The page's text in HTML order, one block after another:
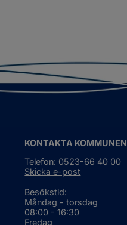
KONTAKTA KOMMUNEN
Telefon: 0523-66 40 00
Skicka e-post
Besökstid:
Måndag - torsdag
08:00 - 16:30
Fredag